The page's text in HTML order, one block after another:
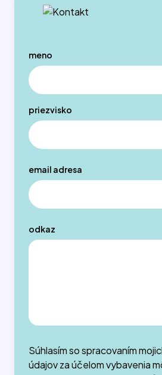
meno
priezvisko
email adresa
odkaz
Súhlasím so spracovaním
údajov za účelom vybavenia